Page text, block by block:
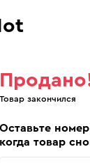
Товар закончился
Оставьте
когда товар